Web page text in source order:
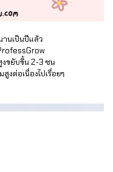
นเป็นปีแล้ว
ขยับขึ้น 2-3 ซน
งต่อเนื่องไปเรื่อยๆ